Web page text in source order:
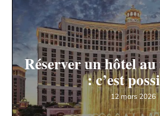
Réserver un hôtel
: c’est
12 mars 2026